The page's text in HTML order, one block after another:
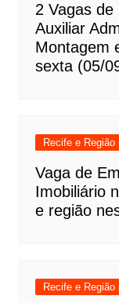
2 Vagas
Auxiliar
Montagem
sexta (05/
Recife e Região
Vaga de
Imobiliário
e região
Recife e Região